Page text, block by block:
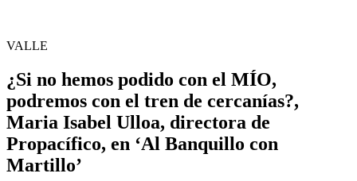
VALLE
¿Si no hemos podido con el MÍO,
podremos con el tren de cercanías?,
Maria Isabel Ulloa, directora de
Propacífico, en ‘Al Banquillo con
Martillo’